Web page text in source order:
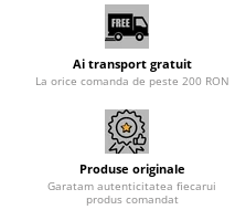
Ai transport gratuit
La orice comanda de peste 200 RON
Produse originale
Garatam autenticitatea fiecarui
produs comandat